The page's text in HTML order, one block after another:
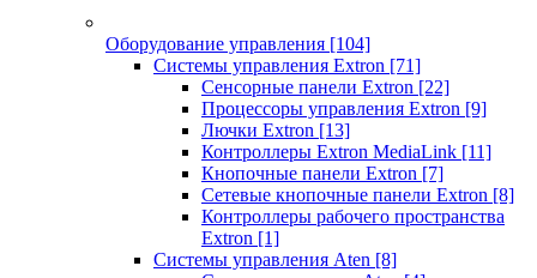
Оборудование управления [104]
Системы управления Extron [71]
Сенсорные панели Extron [22]
Процессоры управления Extron [9]
Лючки Extron [13]
Контроллеры Extron MediaLink [11]
Кнопочные панели Extron [7]
Сетевые кнопочные панели Extron [8]
Контроллеры рабочего пространства
Extron [1]
Системы управления Aten [8]